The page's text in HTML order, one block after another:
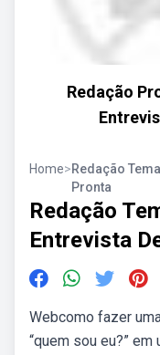
Redação
Home>Redação
Pronta
Redação
Entrevista
Webcomo fazer
“quem sou eu?”